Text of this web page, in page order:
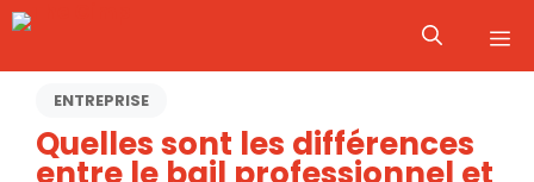
Aller
contenu
ENTREPRISE
Quelles sont les différences